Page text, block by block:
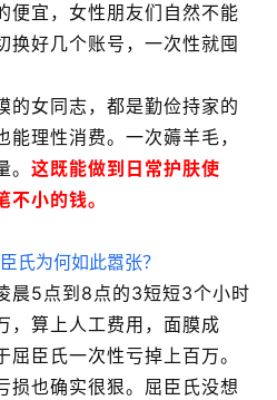
便宜，女性朋友们自然不能
换好几个账号，一次性就囤
的女同志，都是勤俭持家的
理性消费。一次薅羊毛，
这既能做到日常护肤使
小的钱。
晨5点到8点的3短短3个小时
，算上人工费用，面膜成
臣氏一次性亏掉上百万。
损也确实很狠。屈臣氏没想